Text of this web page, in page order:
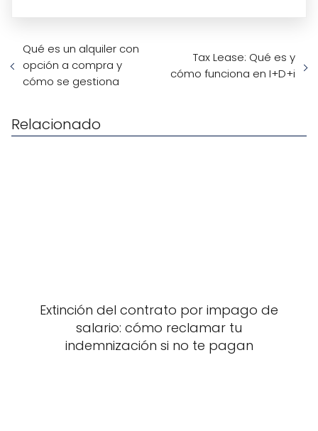
Qué es un alquiler con
opción a compra y
cómo se gestiona
Tax Lease: Qué es y
cómo funciona en I+D+i
Relacionado
Extinción del contrato por impago de
salario: cómo reclamar tu
indemnización si no te pagan